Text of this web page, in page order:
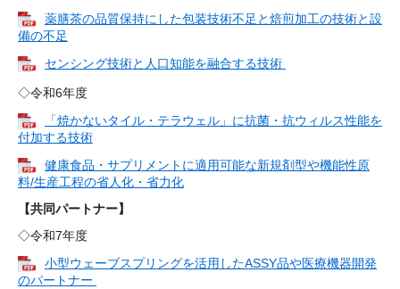
薬膳茶の品質保持にした包装技術不足と焙煎加工の技術と設
備の不足
センシング技術と人口知能を融合する技術
◇令和6年度​
「焼かないタイル・テラウェル」に抗菌・抗ウィルス性能を
付加する技術
健康食品・サプリメントに適用可能な新規剤型や機能性原
料/生産工程の省人化・省力化
【共同パートナー】
​◇令和7年度
小型ウェーブスプリングを活用したASSY品や医療機器開発
のパートナー